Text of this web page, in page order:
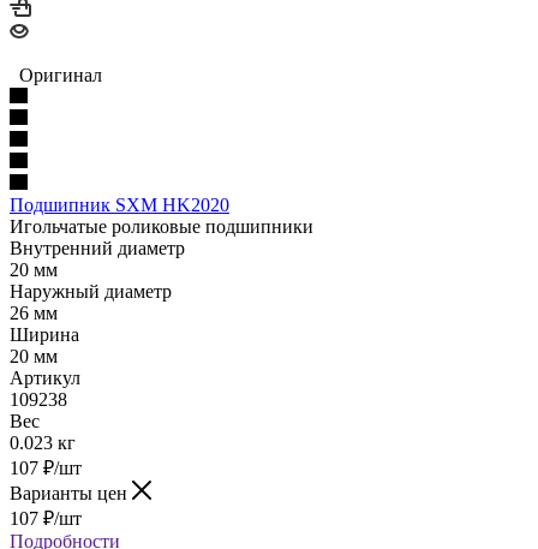
Оригинал
Подшипник SXM HK2020
Игольчатые роликовые подшипники
Внутренний диаметр
20 мм
Наружный диаметр
26 мм
Ширина
20 мм
Артикул
109238
Вес
0.023 кг
107 ₽/шт
Варианты цен
107 ₽/шт
Подробности